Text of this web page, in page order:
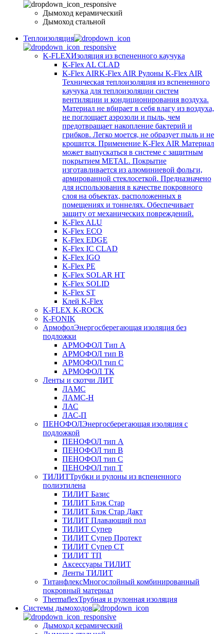
Дымоход керамический
Дымоход стальной
Теплоизоляция
K-FLEXИзоляция из вспененного каучука
K-Flex AL CLAD
K-Flex AIRK-Flex AIR Рулоны K-Flex AIR
Техническая теплоизоляция из вспененного
каучука для теплоизоляции систем
вентиляции и кондиционирования воздуха.
Материал не вбирает в себя влагу из воздуха,
не поглощает аэрозоли и пыль, чем
предотвращает накопление бактерий и
грибков. Легко моется, не образует пыль и не
крошится. Применение K-Flex AIR Материал
может выпускаться в системе c защитным
покрытием METAL. Покрытие
изготавливается из алюминиевой фольги,
армированной стеклосеткой. Предназначено
для использования в качестве покровного
слоя на объектах, расположенных в
помещениях и тоннелях. Обеспечивает
защиту от механических повреждений.
K-Flex ALU
K-Flex ECO
K-Flex EDGE
K-Flex IC CLAD
K-Flex IGO
K-Flex PE
K-Flex SOLAR HT
K-Flex SOLID
K-Flex ST
Клей K-Flex
K-FLEX K-ROCK
K-FONIK
АрмофолЭнергосберегающая изоляция без
подложки
АРМОФОЛ Тип А
АРМОФОЛ тип В
АРМОФОЛ тип C
АРМОФОЛ ТК
Ленты и скотчи ЛИТ
ЛАМС
ЛАМС-Н
ЛАС
ЛАС-П
ПЕНОФОЛЭнергосберегающая изоляция с
подложкой
ПЕНОФОЛ тип А
ПЕНОФОЛ тип B
ПЕНОФОЛ тип C
ПЕНОФОЛ тип T
ТИЛИТТрубки и рулоны из вспененного
полиэтилена
ТИЛИТ Базис
ТИЛИТ Блэк Стар
ТИЛИТ Блэк Стар Дакт
ТИЛИТ Плавающий пол
ТИЛИТ Супер
ТИЛИТ Супер Протект
ТИЛИТ Супер СТ
ТИЛИТ ТП
Аксессуары ТИЛИТ
Ленты ТИЛИТ
ТитанфлексМногослойный комбинированный
покровный материал
ThermaflexТрубная и рулонная изоляция
Cистемы дымоходов
Дымоход керамический